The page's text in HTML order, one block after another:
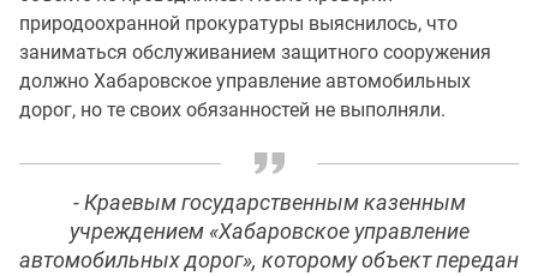
природоохранной прокуратуры выяснилось, что
заниматься обслуживанием защитного сооружения
должно Хабаровское управление автомобильных
дорог, но те своих обязанностей не выполняли.
- Краевым государственным казенным
учреждением «Хабаровское управление
автомобильных дорог», которому объект передан